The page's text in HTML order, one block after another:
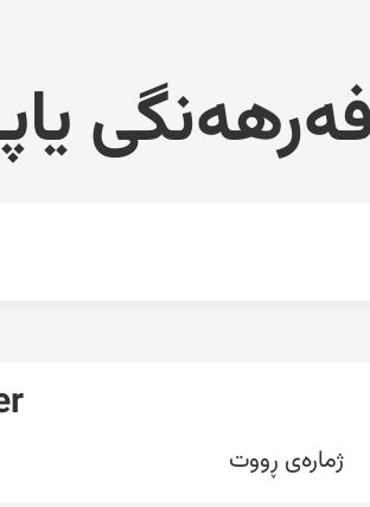
ژمارەی ڕووت